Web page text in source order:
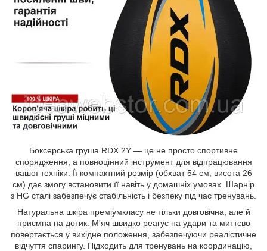
Боксерська груша RDX 2Y — це не просто спортивне
спорядження, а повноцінний інструмент для відпрацювання
вашої техніки. Її компактний розмір (обхват 54 см, висота 26
см) дає змогу встановити її навіть у домашніх умовах. Шарнір
з HG сталі забезпечує стабільність і безпеку під час тренувань.
Натуральна шкіра преміумкласу не тільки довговічна, але й
приємна на дотик. М'яч швидко реагує на удари та миттєво
повертається у вихідне положення, забезпечуючи реалістичне
відчуття спарингу. Підходить для тренувань на координацію,